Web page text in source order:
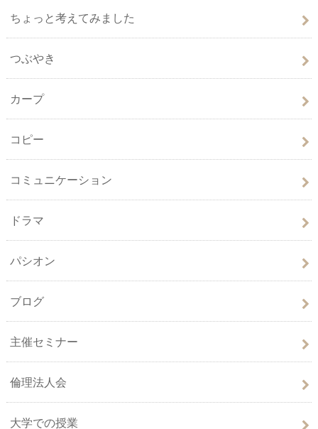
ちょっと考えてみました
つぶやき
カープ
コピー
コミュニケーション
ドラマ
パシオン
ブログ
主催セミナー
倫理法人会
大学での授業